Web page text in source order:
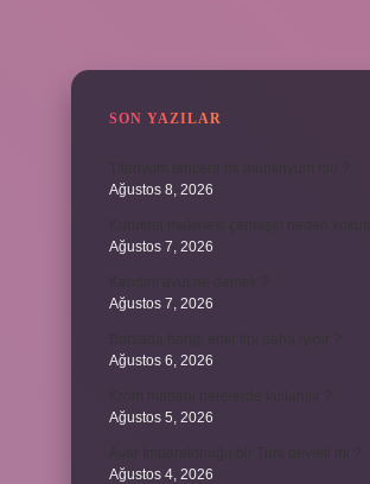
SON YAZILAR
Ağustos 8, 2026
Ağustos 7, 2026
Ağustos 7, 2026
Ağustos 6, 2026
Ağustos 5, 2026
Ağustos 4, 2026